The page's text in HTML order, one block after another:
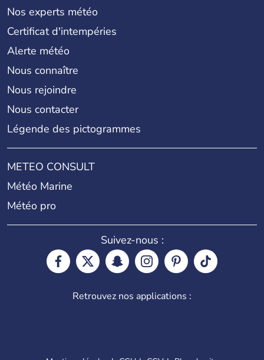
Nos experts météo
Certificat d'intempéries
Alerte météo
Nous connaître
Nous rejoindre
Nous contacter
Légende des pictogrammes
METEO CONSULT
Météo Marine
Météo pro
Suivez-nous :
Retrouvez nos applications :